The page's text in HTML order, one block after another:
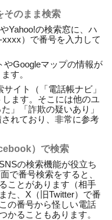
そのまま検索
Yahoo!の検索窓に、ハ
）で番号を入力して
やGoogleマップの情報が
す。
サイト（「電話帳ナビ」
ます。そこには他のユ
」「詐欺の疑いあり」
れており、非常に参考
）で検索
の検索機能が役立ち
で番号検索をすると、
ことがあります（相手
た、X（旧Twitter）で番
の番号から怪しい電話
かることもあります。